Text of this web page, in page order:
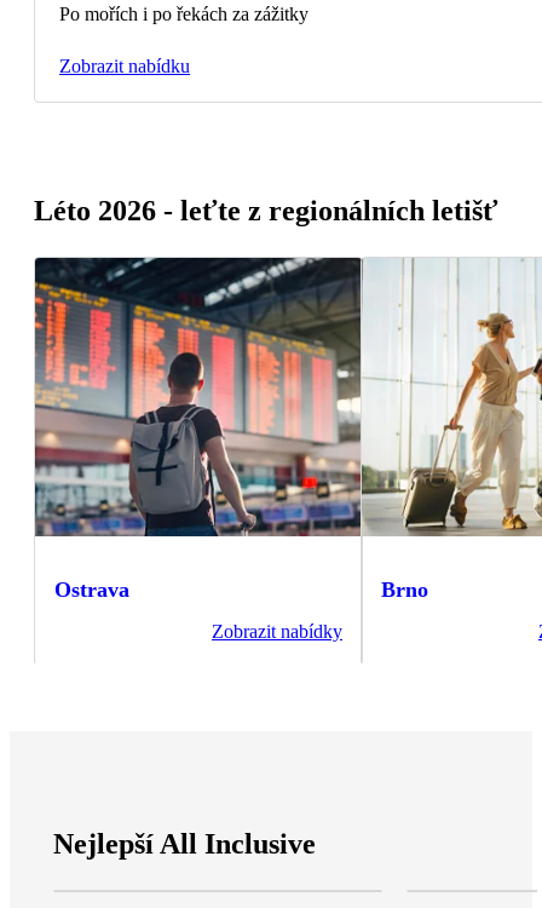
Po mořích i po řekách za zážitky
Zobrazit nabídku
Léto 2026 - leťte z regionálních letišť
Ostrava
Zobrazit nabídky
Brno
Nejlepší All Inclusive